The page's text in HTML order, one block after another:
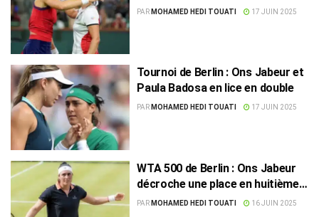
double
PAR MOHAMED HEDI TOUATI 17 JUIN 2025
Tournoi de Berlin : Ons Jabeur et
Paula Badosa en lice en double
PAR MOHAMED HEDI TOUATI 17 JUIN 2025
WTA 500 de Berlin : Ons Jabeur
décroche une place en huitièmes
de finale
PAR MOHAMED HEDI TOUATI 16 JUIN 2025